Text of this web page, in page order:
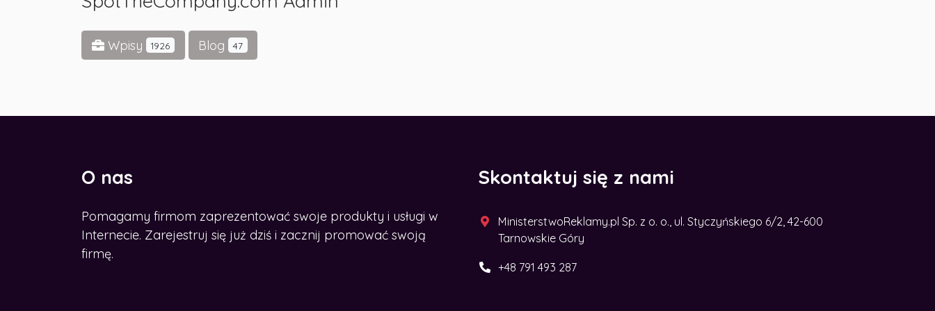
Wpisy 1926 Blog 47
O nas
Pomagamy firmom zaprezentować swoje produkty i usługi w
Internecie. Zarejestruj się już dziś i zacznij promować swoją
firmę.
Skontaktuj się z nami
MinisterstwoReklamy.pl Sp. z o. o., ul. Styczyńskiego 6/2, 42-600
Tarnowskie Góry
+48 791 493 287
CHCESZ ROZWINĄĆ BIZNES W
SIECI?
Zdobądź nasz e-book